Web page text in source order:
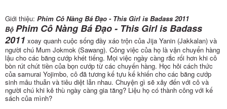
Giới thiệu: Phim Cô Nàng Bá Đạo - This Girl is Badass 2011
Bộ Phim Cô Nàng Bá Đạo - This Girl is Badass
2011 xoay quanh cuộc sống đầy xáo trộn của Jija Yanin (Jakkalan) và
người chú Mum Jokmok (Sawang). Công việc của họ là vận chuyển hàng
lậu cho các băng cướp khét tiếng. Mọi việc ngày càng rắc rối hơn khi cô
bòn rút chút tiền của bọn cướp từ các chuyến hàng. Học hỏi cách thức
của samurai Yojimbo, cô đã tương kế tựu kế khiến cho các băng cướp
sinh mâu thuẫn và tiêu diệt lẫn nhau. Chuyện gì sẽ xảy đến với cô và
người chú khi kẻ thù ngày càng gia tăng? Liệu họ có thành công với kế
sách của mình?